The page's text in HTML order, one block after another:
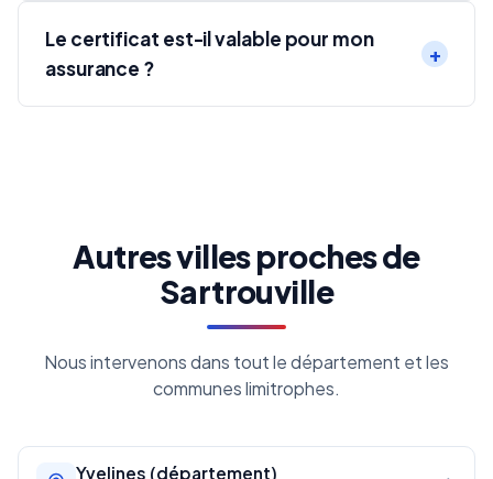
Le certificat est-il valable pour mon
assurance ?
Autres villes proches de
Sartrouville
Nous intervenons dans tout le département et les
communes limitrophes.
Yvelines (département)